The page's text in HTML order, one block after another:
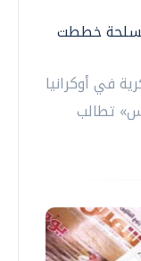
مسلحة خططت
في أوكرانيا
تطالب